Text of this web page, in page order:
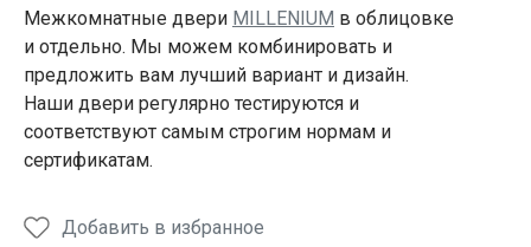
Межкомнатные двери MILLENIUM в облицовке
и отдельно. Мы можем комбинировать и
предложить вам лучший вариант и дизайн.
Наши двери регулярно тестируются и
соответствуют самым строгим нормам и
сертификатам.
Добавить в избранное